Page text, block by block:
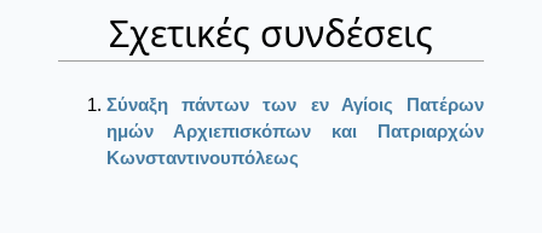
Σχετικές συνδέσεις
Σύναξη πάντων των εν Αγίοις Πατέρων
ημών Αρχιεπισκόπων και Πατριαρχών
Κωνσταντινουπόλεως